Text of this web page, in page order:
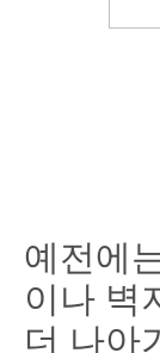
예전에
이나 벽
더 나아